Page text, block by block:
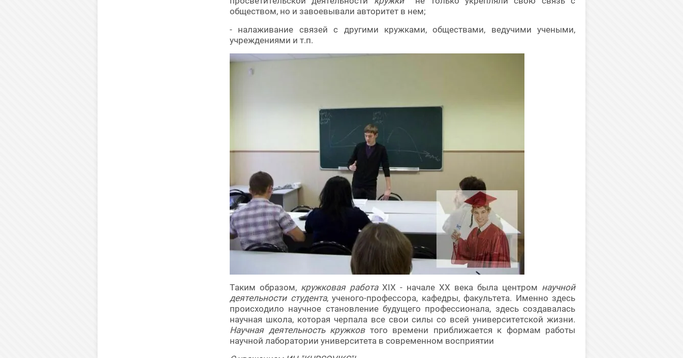
обществом, но и завоевывали авторитет в нем;
- налаживание связей с другими кружками, обществами, ведучими учеными,
учреждениями и т.п.
Таким образом, кружковая работаХІХ - начале ХХ века была центром научной
деятельности студента, ученого-профессора, кафедры, факультета. Именно здесь
происходило научное становление будущего профессионала, здесь создавалась
научная школа, которая черпала все свои силы со всей университетской жизни.
Научная деятельность кружковтого времени приближается к формам работы
научной лаборатории университета в современном восприятии